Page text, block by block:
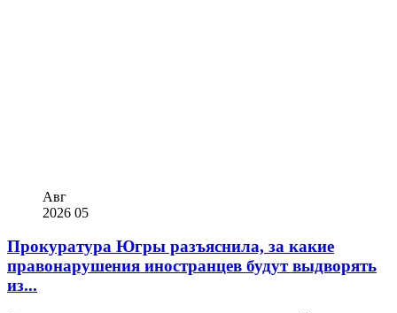
Авг
2026 05
Прокуратура Югры разъяснила, за какие
правонарушения иностранцев будут выдворять
из...